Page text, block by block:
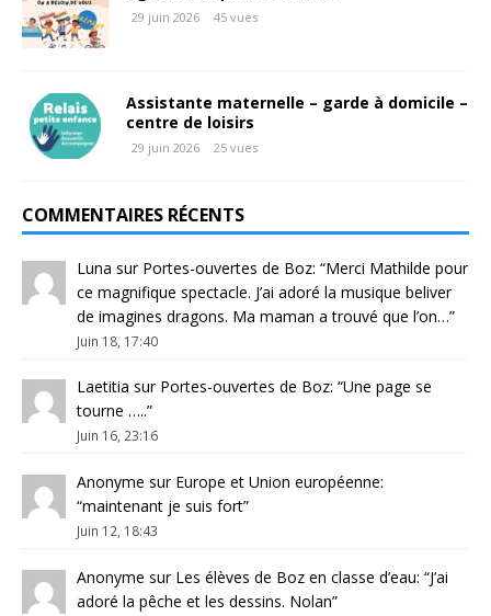
29 juin 2026 45 vues
Assistante maternelle – garde à domicile –
centre de loisirs
29 juin 2026 25 vues
COMMENTAIRES RÉCENTS
Luna sur Portes-ouvertes de Boz: “Merci Mathilde pour
ce magnifique spectacle. J’ai adoré la musique beliver
de imagines dragons. Ma maman a trouvé que l’on…”
Juin 18, 17:40
Laetitia sur Portes-ouvertes de Boz: “Une page se
tourne …..”
Juin 16, 23:16
Anonyme sur Europe et Union européenne:
“maintenant je suis fort”
Juin 12, 18:43
Anonyme sur Les élèves de Boz en classe d’eau: “J’ai
adoré la pêche et les dessins. Nolan”